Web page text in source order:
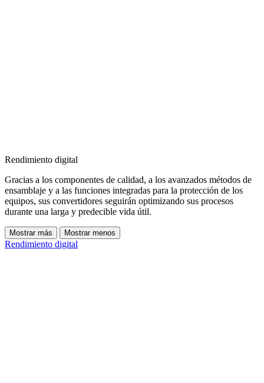
Rendimiento digital
Gracias a los componentes de calidad, a los avanzados métodos de
ensamblaje y a las funciones integradas para la protección de los
equipos, sus convertidores seguirán optimizando sus procesos
durante una larga y predecible vida útil.
Mostrar más Mostrar menos
Rendimiento digital